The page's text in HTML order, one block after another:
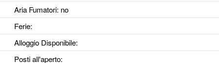
Aria Fumatori: no
Ferie:
Alloggio Disponibile:
Posti all'aperto: